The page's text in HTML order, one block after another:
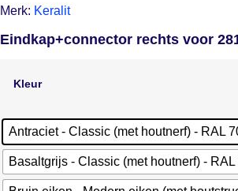
Merk: Keralit
Eindkap+connector rechts voor
Kleur
Antraciet - Classic (met houtnerf) - RAL
Basaltgrijs - Classic (met houtnerf) - RAL